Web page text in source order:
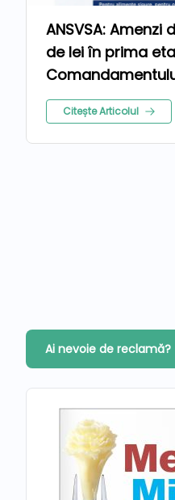
ANSVSA:
de lei în prima
2026
Citește Articolul
Ai nevoie de reclamă?